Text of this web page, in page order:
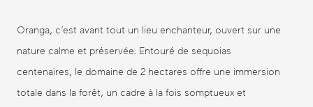
Oranga, c’est avant tout un lieu enchanteur, ouvert sur une
nature calme et préservée. Entouré de sequoias
centenaires, le domaine de 2 hectares offre une immersion
totale dans la forêt, un cadre à la fois somptueux et